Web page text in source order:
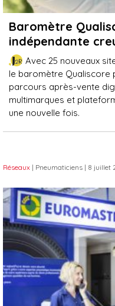
Baromètre
indépendante
Avec 25 nouveaux
le baromètre Qualiscore
parcours après-vente
multimarques et
une nouvelle fois.
Réseaux | Pneumaticiens | 8 juillet